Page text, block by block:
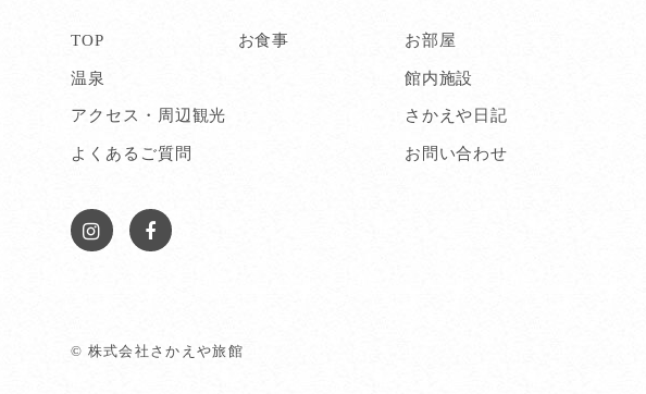
TOP
温泉
アクセス・周辺観光
よくあるご質問
お食事 お部屋
館内施設
さかえや日記
お問い合わせ
© 株式会社さかえや旅館